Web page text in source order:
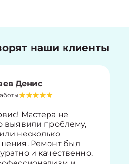
наши клиенты
Денис
Мастера не
выявили проблему,
несколько
Ремонт был
и качественно.